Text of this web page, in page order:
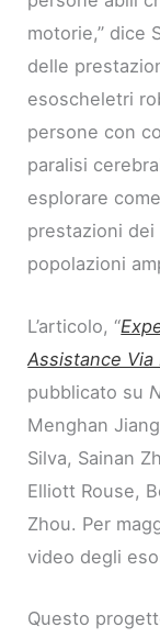
motorie,” dice
delle
esoscheletri
persone con
paralisi
esplorare
prestazioni
popolazioni
L’articolo, “
Assistance
pubblicato su
Menghan
Silva, Sainan
Elliott Rouse,
Zhou. Per
video degli
Questo